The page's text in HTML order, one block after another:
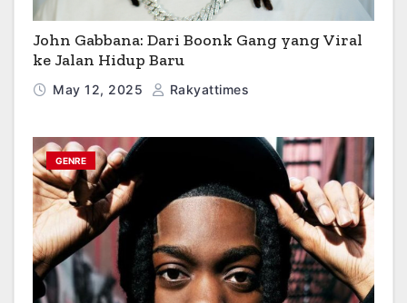
John Gabbana: Dari Boonk Gang yang Viral
ke Jalan Hidup Baru
May 12, 2025 Rakyattimes
GENRE